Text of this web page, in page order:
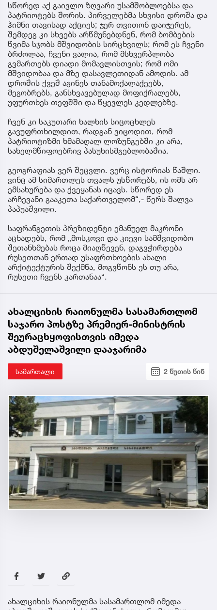
სწორედ აქ გაივლო ზღვარი უსამშობლოებსა და
პატრიოტებს შორის. პირველებმა სხვისი დროშა და
ჰიმნი თავისად აქციეს; ჯერ თვითონ დაიჯერეს,
შემდეგ კი სხვებს არწმუნებდნენ, რომ ბომბების
წვიმა სჯობს მშვიდობის სირცხვილს; რომ ეს ჩვენი
ბრძოლაა, ჩვენი ვალია, რომ მსხვერპლობა
გვმართებს დიადი მომავლისთვის; რომ ომი
მშვიდობაა და მზე დასავლეთიდან ამოდის. ამ
დროშის ქვეშ აგინეს თანამოქალაქეებს,
მეგობრებს, განსხვავებულად მოფიქრალებს,
უფურთხეს თეფშში და წყევლეს კედლებზე.
ჩვენ კი საკუთარი ხალხის სიცოცხლეს
გავუფრთხილდით, რადგან ვიცოდით, რომ
პატრიოტიზმი ხმამაღალ ლოზუნგებში კი არა,
სახელმწიფოებრივ პასუხისმგებლობაშია.
გეოგრაფიას ვერ შეცვლი. ვერც ისტორიას წაშლი.
ვინც ამ სიმართლეს თვალს უსწორებს, ის ომს არ
ემსახურება და ქვეყანას იცავს. სწორედ ეს
არჩევანი გააკეთა საქართველომ“,- წერს შალვა
პაპუაშვილი.
საფრანგეთის პრეზიდენტი ემანუელ მაკრონი
აცხადებს, რომ „მოსკოვი და კიევი სამშვიდობო
შეთანხმებას როცა მიაღწევენ, დაგვჭირდება
რუსეთთან ერთად უსაფრთხოების ახალი
არქიტექტურის შექმნა, მოგვწონს ეს თუ არა,
რუსეთი ჩვენს კართანაა“.
ახალციხის რაიონულმა სასამართლომ
საჯარო პოსტზე პრემიერ-მინისტრის
შეურაცხყოფისთვის იმედა
აბდუშელაშვილი დააჯარიმა
სამართალი 2 წუთის წინ
ახალციხის რაიონულმა სასამართლომ იმედა